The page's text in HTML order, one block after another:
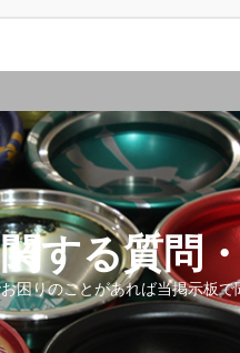
する質問
りのことがあれば当掲示板